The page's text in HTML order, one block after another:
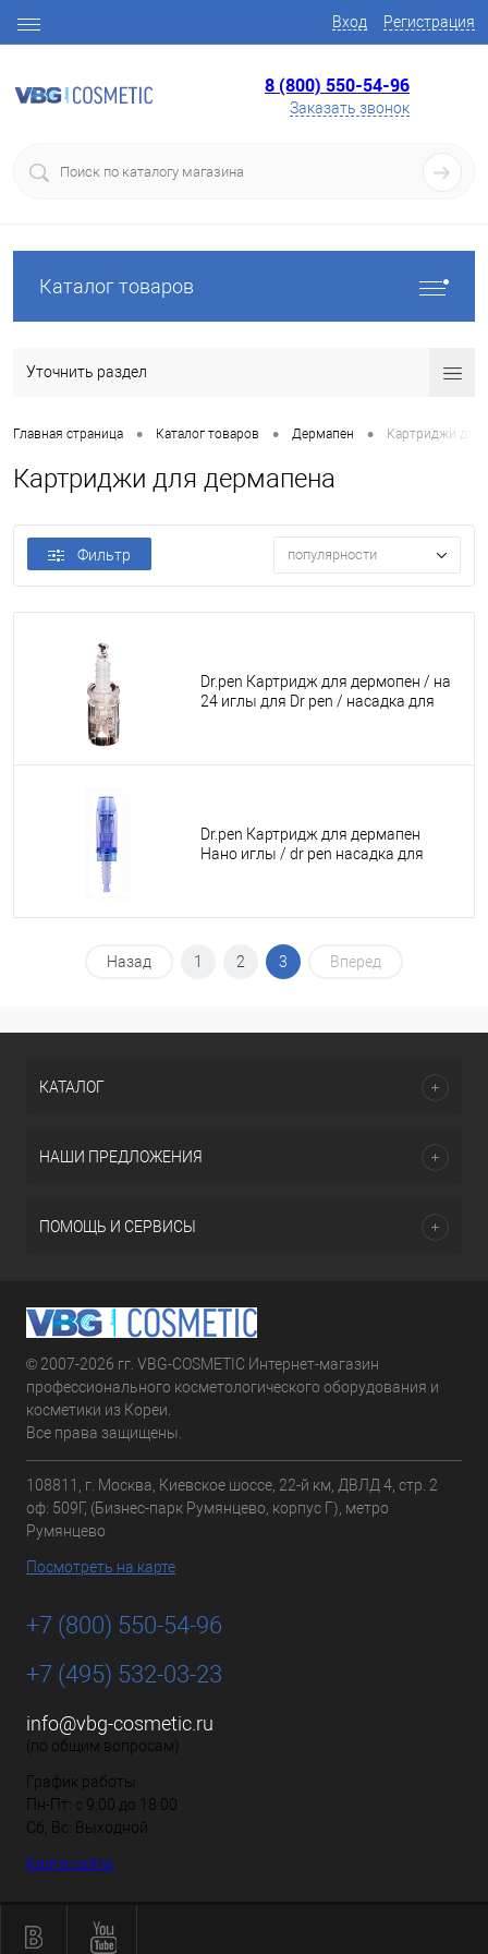
Вход Регистрация
8 (800) 550-54-96
Заказать звонок
Каталог товаров
Уточнить раздел
Главная страница • Каталог товаров • Дермапен • Картриджи для
Картриджи для дермапена
Фильтр популярности
Dr.pen Картридж для дермопен / на
24 иглы для Dr pen / насадка для
Dr.pen Картридж для дермапен
Нано иглы / dr pen насадка для
Назад 1 2 3 Вперед
КАТАЛОГ
НАШИ ПРЕДЛОЖЕНИЯ
ПОМОЩЬ И СЕРВИСЫ
© 2007-2026 гг. VBG-COSMETIC Интернет-магазин
профессионального косметологического оборудования и
косметики из Кореи.
Все права защищены.
108811, г. Москва, Киевское шоссе, 22-й км, ДВЛД 4, стр. 2
оф: 509Г, (Бизнес-парк Румянцево, корпус Г), метро
Румянцево
Посмотреть на карте
+7 (800) 550-54-96
+7 (495) 532-03-23
info@vbg-cosmetic.ru
(по общим вопросам)
График работы
Пн-Пт: с 9:00 до 18:00
Сб, Вс: Выходной
Карта сайта